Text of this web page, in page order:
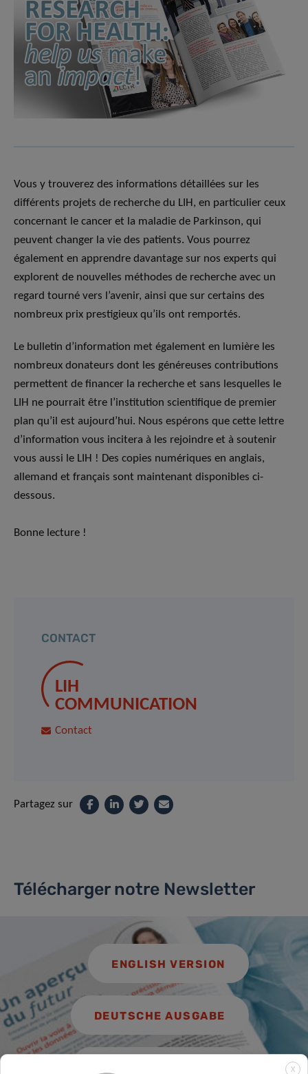
Vous y trouverez des informations détaillées sur les
différents projets de recherche du LIH, en particulier ceux
concernant le cancer et la maladie de Parkinson, qui
peuvent changer la vie des patients. Vous pourrez
également en apprendre davantage sur nos experts qui
explorent de nouvelles méthodes de recherche avec un
regard tourné vers l’avenir, ainsi que sur certains des
nombreux prix prestigieux qu’ils ont remportés.
Le bulletin d’information met également en lumière les
nombreux donateurs dont les généreuses contributions
permettent de financer la recherche et sans lesquelles le
LIH ne pourrait être l’institution scientifique de premier
plan qu’il est aujourd’hui. Nous espérons que cette lettre
d’information vous incitera à les rejoindre et à soutenir
vous aussi le LIH ! Des copies numériques en anglais,
allemand et français sont maintenant disponibles ci-
dessous.
Bonne lecture !
CONTACT
LIH
COMMUNICATION
Contact
Partagez sur
Télécharger notre Newsletter
ENGLISH VERSION
DEUTSCHE AUSGABE
X